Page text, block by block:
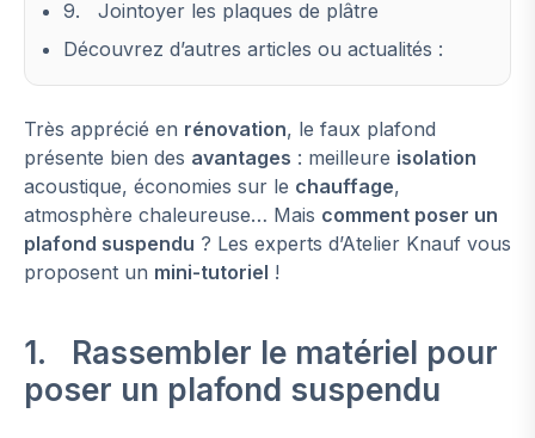
9. Jointoyer les plaques de plâtre
Découvrez d’autres articles ou actualités :
Très apprécié en rénovation, le faux plafond
présente bien des avantages : meilleure isolation
acoustique, économies sur le chauffage,
atmosphère chaleureuse… Mais comment poser un
plafond suspendu ? Les experts d’Atelier Knauf vous
proposent un mini-tutoriel !
1. Rassembler le matériel pour
poser un plafond suspendu